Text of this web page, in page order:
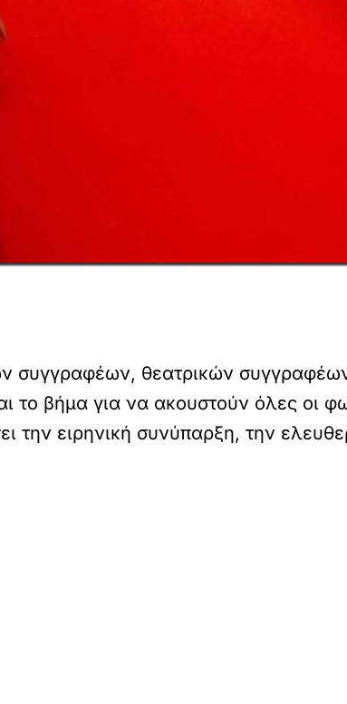
συγγραφέων, θεατρικών
το βήμα για να ακουστούν όλες οι
την ειρηνική συνύπαρξη, την